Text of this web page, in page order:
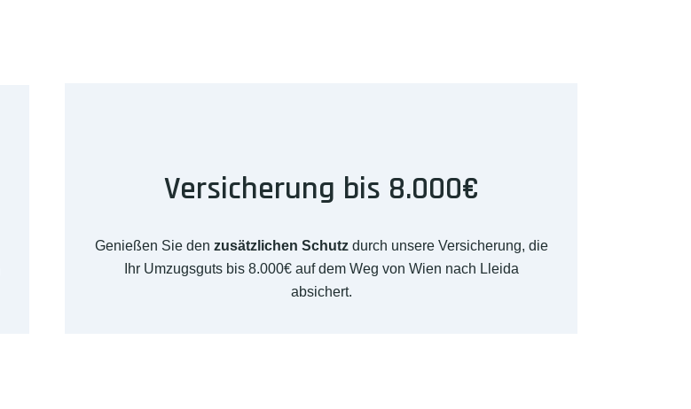
Versicherung bis 8.000€
Genießen Sie den zusätzlichen Schutzdurch unsere Versicherung, die
Ihr Umzugsguts bis 8.000€ auf dem Weg von Wien nach Lleida
absichert.